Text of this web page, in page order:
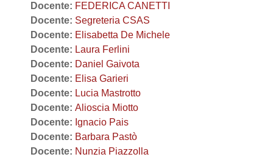
Docente: FEDERICA CANETTI
Docente: Segreteria CSAS
Docente: Elisabetta De Michele
Docente: Laura Ferlini
Docente: Daniel Gaivota
Docente: Elisa Garieri
Docente: Lucia Mastrotto
Docente: Alioscia Miotto
Docente: Ignacio Pais
Docente: Barbara Pastò
Docente: Nunzia Piazzolla